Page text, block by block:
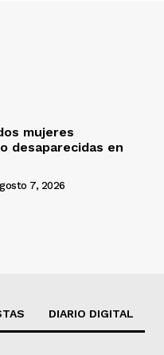
mujeres
desaparecidas en
7, 2026
DIARIO DIGITAL